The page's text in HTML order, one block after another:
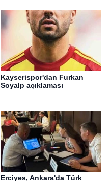
Kayserispor'dan Furkan
Soyalp açıklaması
Erciyes, Ankara'da Türk